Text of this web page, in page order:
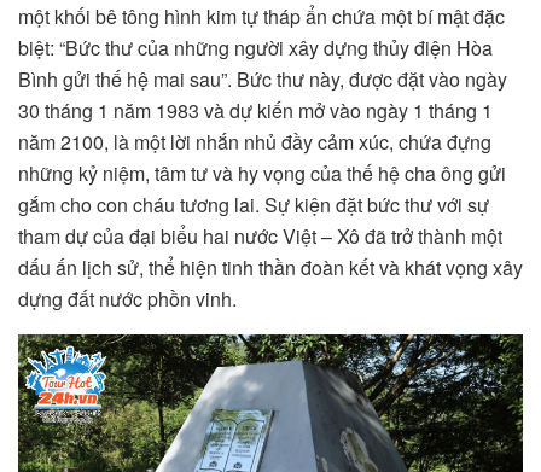
một khối bê tông hình kim tự tháp ẩn chứa một bí mật đặc
biệt: “Bức thư của những người xây dựng thủy điện Hòa
Bình gửi thế hệ mai sau”. Bức thư này, được đặt vào ngày
30 tháng 1 năm 1983 và dự kiến mở vào ngày 1 tháng 1
năm 2100, là một lời nhắn nhủ đầy cảm xúc, chứa đựng
những kỷ niệm, tâm tư và hy vọng của thế hệ cha ông gửi
gắm cho con cháu tương lai. Sự kiện đặt bức thư với sự
tham dự của đại biểu hai nước Việt – Xô đã trở thành một
dấu ấn lịch sử, thể hiện tinh thần đoàn kết và khát vọng xây
dựng đất nước phồn vinh.